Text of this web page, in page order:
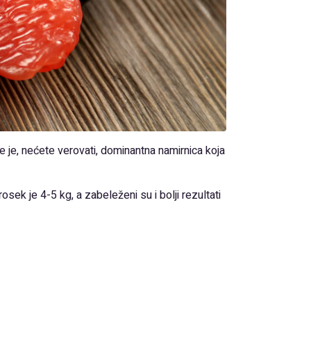
nećete verovati, dominantna namirnica koja
je 4-5 kg, a zabeleženi su i bolji rezultati